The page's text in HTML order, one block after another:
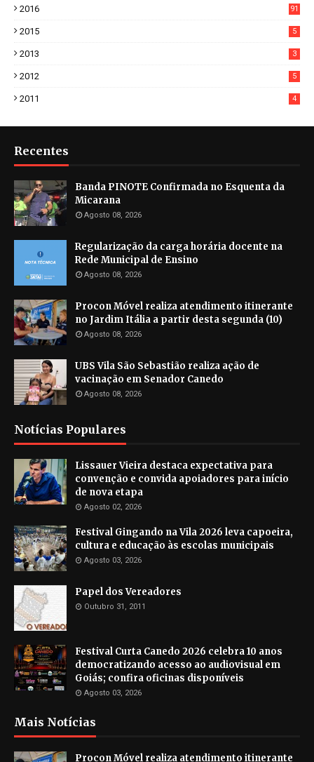
2016 91
2015 5
2013 3
2012 5
2011 4
Recentes
Banda PINOTE Confirmada no Esquenta da
Micarana
Agosto 08, 2026
Regularização da carga horária docente na
Rede Municipal de Ensino
Agosto 08, 2026
Procon Móvel realiza atendimento itinerante
no Jardim Itália a partir desta segunda (10)
Agosto 08, 2026
UBS Vila São Sebastião realiza ação de
vacinação em Senador Canedo
Agosto 08, 2026
Notícias Populares
Lissauer Vieira destaca expectativa para
convenção e convida apoiadores para início
de nova etapa
Agosto 02, 2026
Festival Gingando na Vila 2026 leva capoeira,
cultura e educação às escolas municipais
Agosto 03, 2026
Papel dos Vereadores
Outubro 31, 2011
Festival Curta Canedo 2026 celebra 10 anos
democratizando acesso ao audiovisual em
Goiás; confira oficinas disponíveis
Agosto 03, 2026
Mais Notícias
Procon Móvel realiza atendimento itinerante